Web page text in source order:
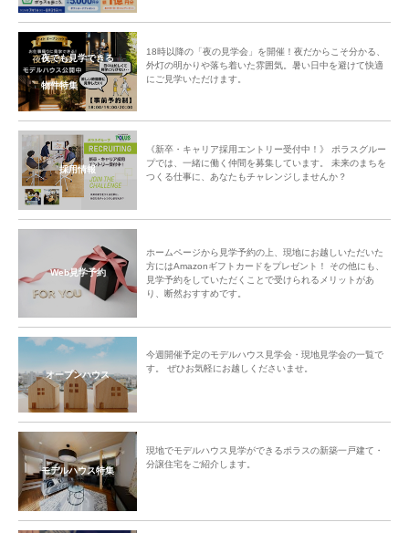
夜でも見学できる
物件特集
18時以降の「夜の見学会」を開催！夜だからこそ分かる、
外灯の明かりや落ち着いた雰囲気。暑い日中を避けて快適
にご見学いただけます。
採用情報
《新卒・キャリア採用エントリー受付中！》 ポラスグルー
プでは、一緒に働く仲間を募集しています。 未来のまちを
つくる仕事に、あなたもチャレンジしませんか？
Web見学予約
ホームページから見学予約の上、現地にお越しいただいた
方にはAmazonギフトカードをプレゼント！ その他にも、
見学予約をしていただくことで受けられるメリットがあ
り、断然おすすめです。
オープンハウス
今週開催予定のモデルハウス見学会・現地見学会の一覧で
す。 ぜひお気軽にお越しくださいませ。
モデルハウス特集
現地でモデルハウス見学ができるポラスの新築一戸建て・
分譲住宅をご紹介します。